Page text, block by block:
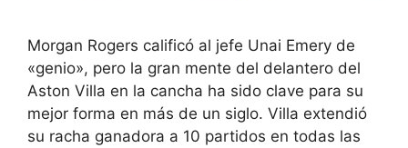
Morgan Rogers calificó al jefe Unai Emery de
«genio», pero la gran mente del delantero del
Aston Villa en la cancha ha sido clave para su
mejor forma en más de un siglo. Villa extendió
su racha ganadora a 10 partidos en todas las